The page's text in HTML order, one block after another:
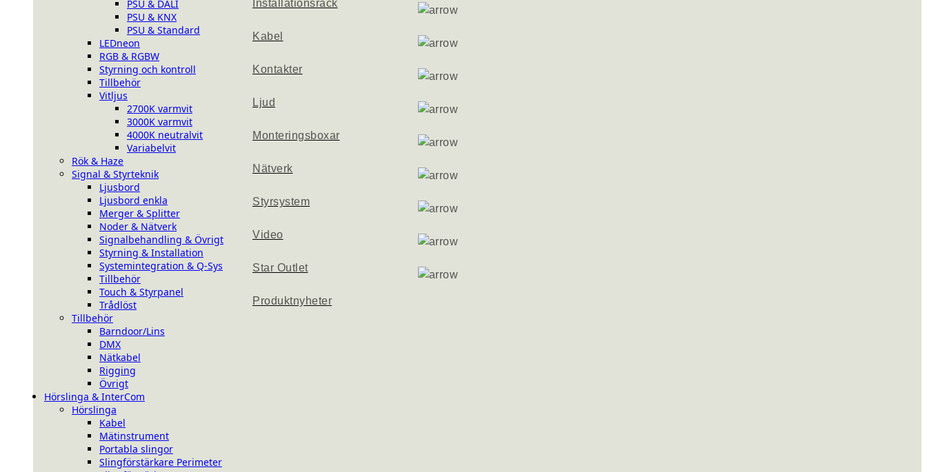
PSU & DALI
PSU & KNX
PSU & Standard
LEDneon
RGB & RGBW
Styrning och kontroll
Tillbehör
Vitljus
2700K varmvit
3000K varmvit
4000K neutralvit
Variabelvit
Rök & Haze
Signal & Styrteknik
Ljusbord
Ljusbord enkla
Merger & Splitter
Noder & Nätverk
Signalbehandling & Övrigt
Styrning & Installation
Systemintegration & Q-Sys
Tillbehör
Touch & Styrpanel
Trådlöst
Tillbehör
Barndoor/Lins
DMX
Nätkabel
Rigging
Övrigt
Hörslinga & InterCom
Hörslinga
Kabel
Mätinstrument
Portabla slingor
Slingförstärkare Perimeter
Installationsrack
Kabel
Kontakter
Ljud
Monteringsboxar
Nätverk
Styrsystem
Video
Star Outlet
Produktnyheter